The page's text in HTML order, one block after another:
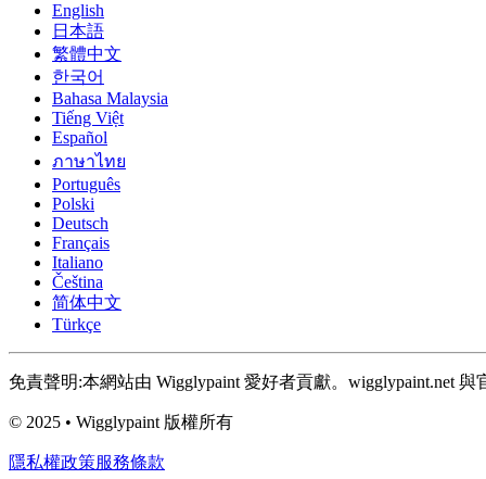
English
日本語
繁體中文
한국어
Bahasa Malaysia
Tiếng Việt
Español
ภาษาไทย
Português
Polski
Deutsch
Français
Italiano
Čeština
简体中文
Türkçe
免責聲明:本網站由 Wigglypaint 愛好者貢獻。wigglypaint.net 與
© 2025 • Wigglypaint 版權所有
隱私權政策服務條款